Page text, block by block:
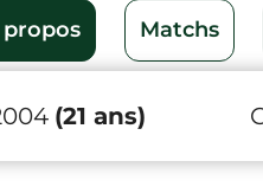
propos Matchs
(21 ans)